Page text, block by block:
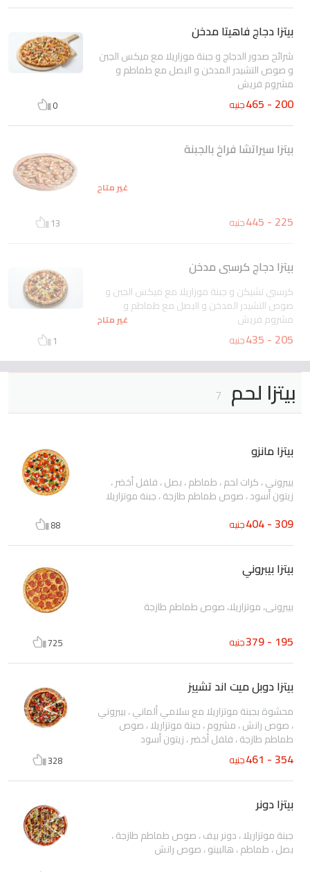
بيتزا دجاج فاهيتا مدخن
شرائح صدور الدجاج و جبنة موزاريلا مع ميكس الجبن
و صوص التشيدر المدخن و البصل مع طماطم و
مشروم فريش
200 - 465 جنيه 0
بيتزا سيراتشا فراخ بالجبنة
غير متاح
225 - 445 جنيه 13
بيتزا دجاج كرسبى مدخن
كرسبي تشيكن و جبنة موزاريلا مع ميكس الجبن و
صوص التشيدر المدخن و البصل مع طماطم و
مشروم فريش غير متاح
205 - 435 جنيه 1
بيتزا لحم 7
بيتزا مانزو
بيبروني ، كرات لحم ، طماطم ، بصل ، فلفل أخضر ،
زيتون أسود ، صوص طماطم طازجة ، جبنة موتزاريلا
309 - 404 جنيه 88
بيتزا بيبروني
بيبروني، موتزاريلا، صوص طماطم طازجة
195 - 379 جنيه 725
بيتزا دوبل ميت اند تشييز
محشوة بجبنة موتزاريلا مع سلامي ألماني ، بيبروني
، صوص رانش ، مشروم ، جبنة موتزاريلا ، صوص
طماطم طازجة ، فلفل أخضر ، زيتون أسود
354 - 461 جنيه 328
بيتزا دونر
جبنة موتزاريلا ، دونر بيف ، صوص طماطم طازجة ،
بصل ، طماطم ، هالبينو ، صوص رانش